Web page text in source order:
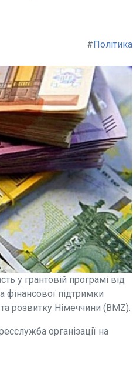
#Політика
у грантовій програмі від
фінансової підтримки
розвитку Німеччини (BMZ).
організації на